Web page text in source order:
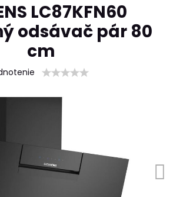
LC87KFN60
odsávač pár 80
cm